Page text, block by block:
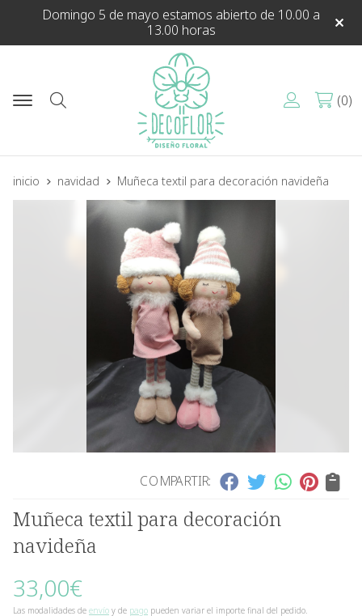
Domingo 5 de mayo estamos abierto de 10.00 a
13.00 horas
Buscar
0
inicio navidad Muñeca textil para decoración navideña
COMPARTIR:
Muñeca textil para decoración
navideña
33,00€
Las modalidades de envío y de pago pueden variar el importe final del pedido.